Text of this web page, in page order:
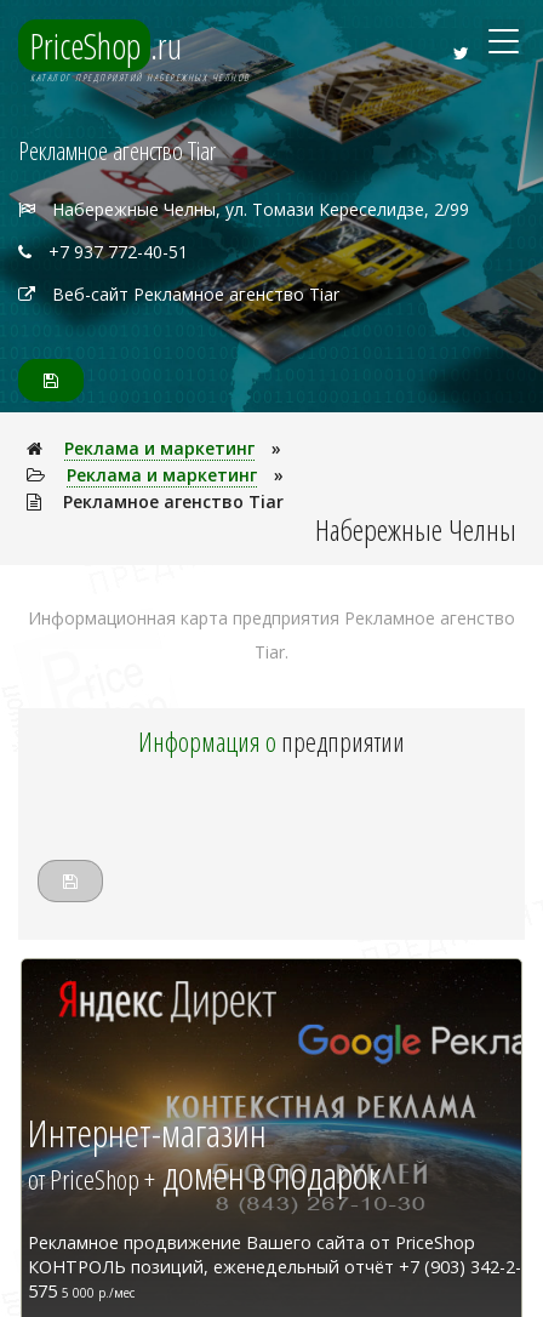
PriceShop .ru
КАТАЛОГ ПРЕДПРИЯТИЙ НАБЕРЕЖНЫХ ЧЕЛНОВ
Рекламное агенство Tiar
Набережные Челны, ул. Томази Кереселидзе, 2/99
+7 937 772-40-51
Веб-сайт Рекламное агенство Tiar
Реклама и маркетинг
»
Реклама и маркетинг
»
Рекламное агенство Tiar
Набережные Челны
Информационная карта предприятия Рекламное агенство
Tiar.
Информация опредприятии
Интернет-магазин
от PriceShop +домен в подарок
Рекламное продвижение Вашего сайта от PriceShop
КОНТРОЛЬ позиций, еженедельный отчёт +7 (903) 342-2-
575 5 000 р./мес